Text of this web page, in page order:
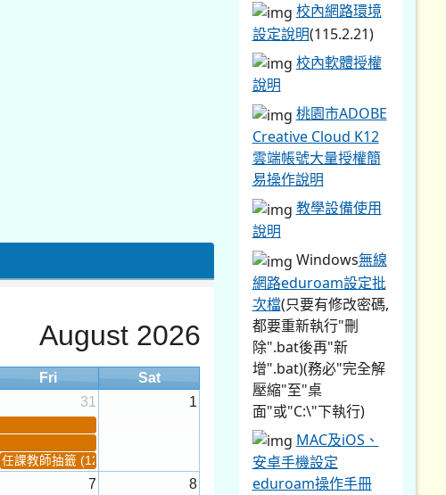
August 2026
Fri
Sat
31 1
任課教師抽籤 (12:30~)...
7 8
校內網路環境
設定說明(115.2.21)
校內軟體授權
說明
桃園市ADOBE
Creative Cloud K12
雲端帳號大量授權簡
易操作說明
教學設備使用
說明
Windows無線
網路eduroam設定批
次檔(只要有修改密碼,
都要重新執行"刪
除".bat後再"新
增".bat)(務必"完全解
壓縮"至"桌
面"或"C:\"下執行)
MAC及iOS、
安卓手機設定
eduroam操作手冊